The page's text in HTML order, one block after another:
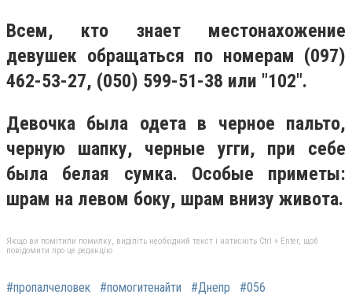
Всем, кто знает местонахожение
девушек обращаться по номерам (097)
462-53-27, (050) 599-51-38 или "102".
Девочка была одета в черное пальто,
черную шапку, черные угги, при себе
была белая сумка. Особые приметы:
шрам на левом боку, шрам внизу живота.
Якщо ви помітили помилку, виділіть необхідний текст і натисніть Ctrl + Enter, щоб
повідомити про це редакцію
#пропалчеловек #помогитенайти #Днепр #056